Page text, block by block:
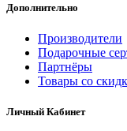
Дополнительно
Производители
Подарочные
Партнёры
Товары со
Личный Кабинет